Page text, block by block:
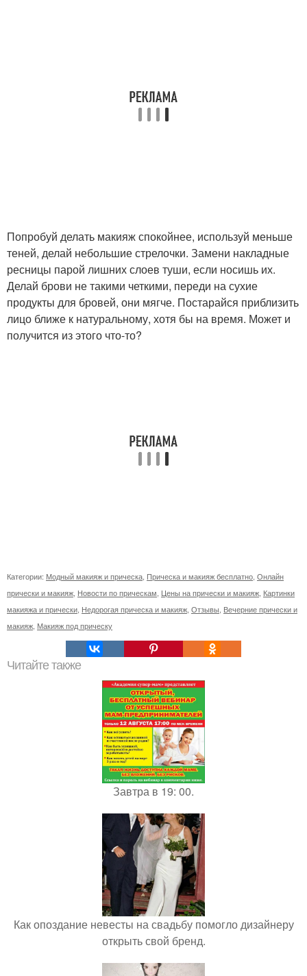
Попробуй делать макияж спокойнее, используй меньше
теней, делай небольшие стрелочки. Замени накладные
ресницы парой лишних слоев туши, если носишь их.
Делай брови не такими четкими, переди на сухие
продукты для бровей, они мягче. Постарайся приблизить
лицо ближе к натуральному, хотя бы на время. Может и
получится из этого что-то?
Категории: Модный макияж и прическа Прическа и макияж бесплатно Онлайн
прически и макияж Новости по прическам Цены на прически и макияж Картинки
макияжа и прически Недорогая прическа и макияж Отзывы Вечерние прически и
макияж Макияж под прическу
Читайте также
Завтра в 19: 00.
Как опоздание невесты на свадьбу помогло дизайнеру
открыть свой бренд.